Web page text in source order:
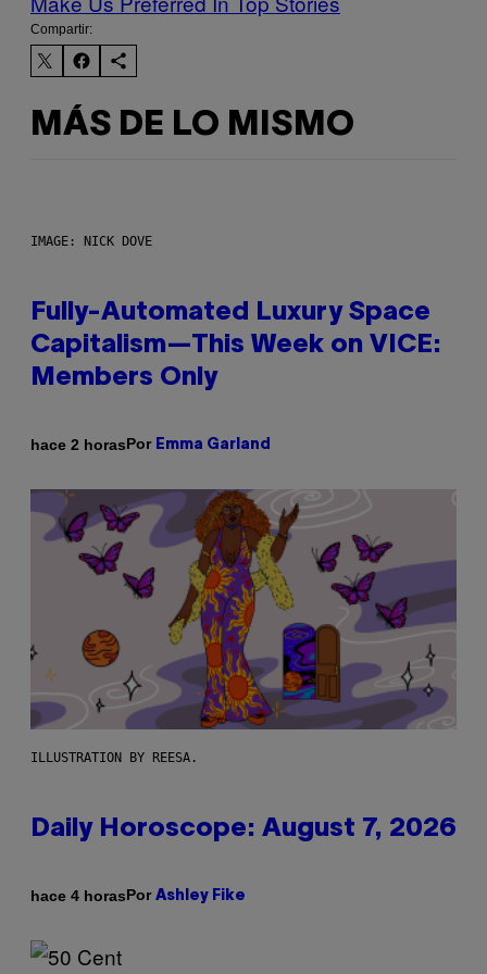
Compartir:
MÁS DE LO MISMO
IMAGE: NICK DOVE
Fully-Automated Luxury Space
Capitalism—This Week on VICE:
Members Only
hace 2 horasPor Emma Garland
ILLUSTRATION BY REESA.
Daily Horoscope: August 7, 2026
hace 4 horasPor Ashley Fike